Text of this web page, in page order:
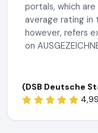
portals, which
average rating in
however, refers
on
(DSB Deutsche